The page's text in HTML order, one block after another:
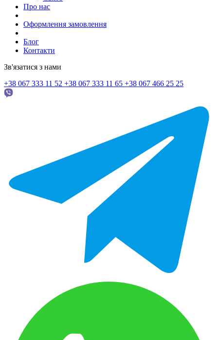
Про нас
Оформлення замовлення
Блог
Контакти
Зв'язатися з нами
+38 067 333 11 52 +38 067 333 11 65 +38 067 466 25 25